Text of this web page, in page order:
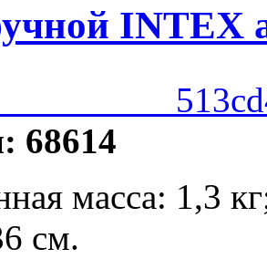
INTEX
68614
масса: 1,3
см.